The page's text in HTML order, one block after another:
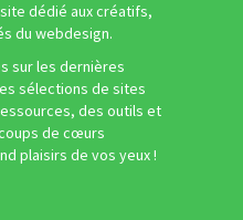
dédié aux créatifs,
du webdesign.
sur les dernières
sélections de sites
des outils et
de cœurs
plaisirs de vos yeux !